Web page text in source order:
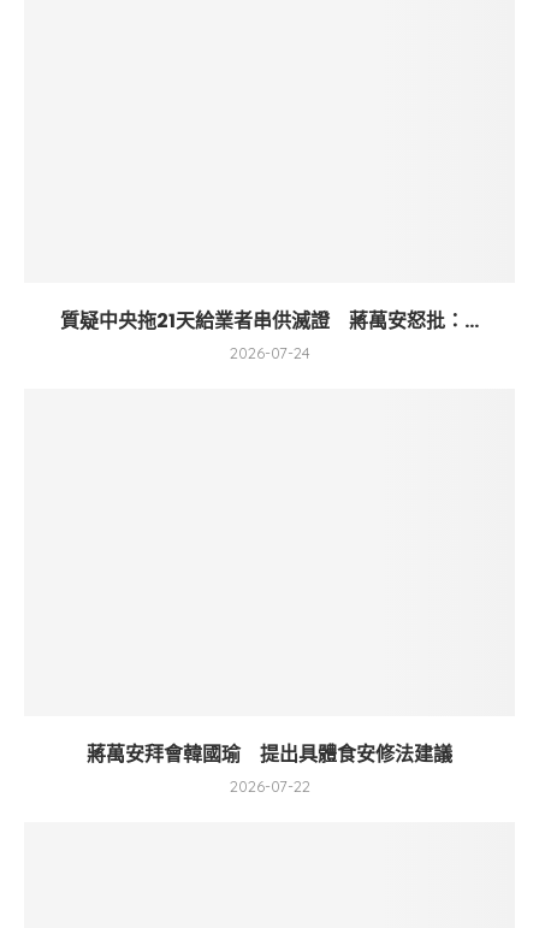
質疑中央拖21天給業者串供滅證 蔣萬安怒批：...
2026-07-24
蔣萬安拜會韓國瑜 提出具體食安修法建議
2026-07-22